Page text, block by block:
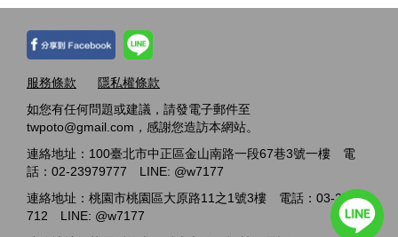
服務條款
隱私權條款
如您有任何問題或建議，請發電子郵件至
twpoto@gmail.com，感謝您造訪本網站。
連絡地址：100臺北市中正區金山南路一段67巷3號一樓 電
話：02-23979777 LINE: @w7177
連絡地址：桃園市桃園區大原路11之1號3樓 電話：03-2717-
712 LINE: @w7177